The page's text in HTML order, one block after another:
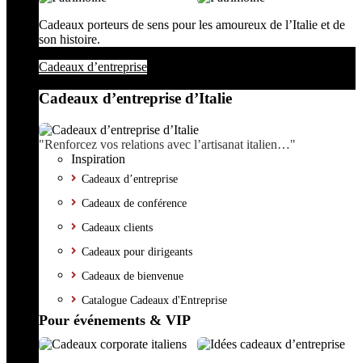
Cadeaux porteurs de sens pour les amoureux de l’Italie et de
son histoire.
Cadeaux d’entreprise
Cadeaux d’entreprise d’Italie
"Renforcez vos relations avec l’artisanat italien…"
Inspiration
Cadeaux d’entreprise
Cadeaux de conférence
Cadeaux clients
Cadeaux pour dirigeants
Cadeaux de bienvenue
Catalogue Cadeaux d'Entreprise
Pour événements & VIP